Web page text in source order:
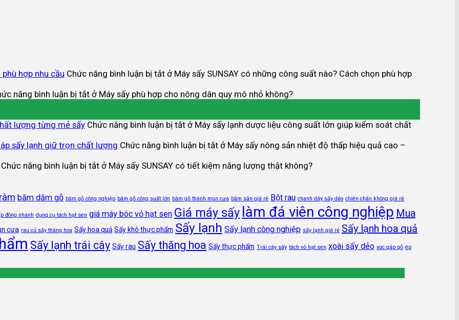
hợp nhu cầu Chức năng bình luận bị tắt ở Máy sấy SUNSAY có những công suất nào? Cách chọn phù hợp
năng bình luận bị tắt ở Máy sấy phù hợp cho nông dân quy mô nhỏ không?
lượng từng mẻ sấy Chức năng bình luận bị tắt ở Máy sấy lạnh dược liệu công suất lớn giúp kiểm soát chất
sấy lạnh giữ trọn chất lượng Chức năng bình luận bị tắt ở Máy sấy nông sản nhiệt độ thấp hiệu quả cao –
Chức năng bình luận bị tắt ở Máy sấy SUNSAY có tiết kiệm năng lượng thật không?
băm dăm gỗ băm gỗ công nghiệp băm gỗ công suất lớn băm gỗ thành mùn cưa băm sắn giá rẻ Bột rau chanh dây sấy dẻo chiên chân không giá rẻ
đông nhanh dụng cụ tách hạt sen giá máy bóc vỏ hạt sen Giá máy sấy làm đá viên công nghiệp Mua
cưa rau củ sấy thăng hoa Sấy hoa quả Sấy khô thực phẩm Sấy lạnh Sấy lạnh công nghiệp sấy lạnh giá rẻ Sấy lạnh hoa quả
Sấy lạnh trái cây Sấy rau Sấy thăng hoa Sấy thực phẩm Trái cây sấy tách vỏ hạt sen xoài sấy dẻo xúc gắp gỗ ép